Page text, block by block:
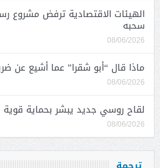
الهيئات الاقتصادية ترفض مشروع
سحبه
08/06/2026
ماذا قال “أبو شقرا” عما أشيع عن
08/06/2026
لقاح روسي جديد يبشر بحماية قوية
08/06/2026